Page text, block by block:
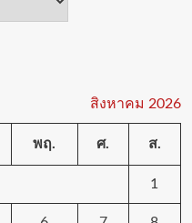
สิงหาคม 2026
พฤ. ศ. ส.
1